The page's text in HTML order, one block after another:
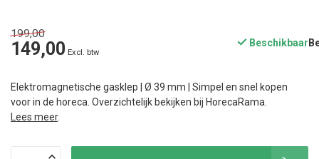
199,00
149,00 Excl. btw
Beschikbaar
Elektromagnetische gasklep | Ø 39 mm | Simpel en snel kopen
voor in de horeca. Overzichtelijk bekijken bij HorecaRama.
Lees meer.